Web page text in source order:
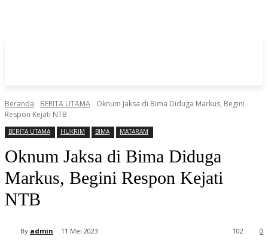
Beranda BERITA UTAMA
Oknum Jaksa di Bima Diduga Markus, Begini
Respon Kejati NTB
BERITA UTAMA HUKRIM BIMA MATARAM
Oknum Jaksa di Bima Diduga
Markus, Begini Respon Kejati
NTB
By admin 11 Mei 2023 0
102